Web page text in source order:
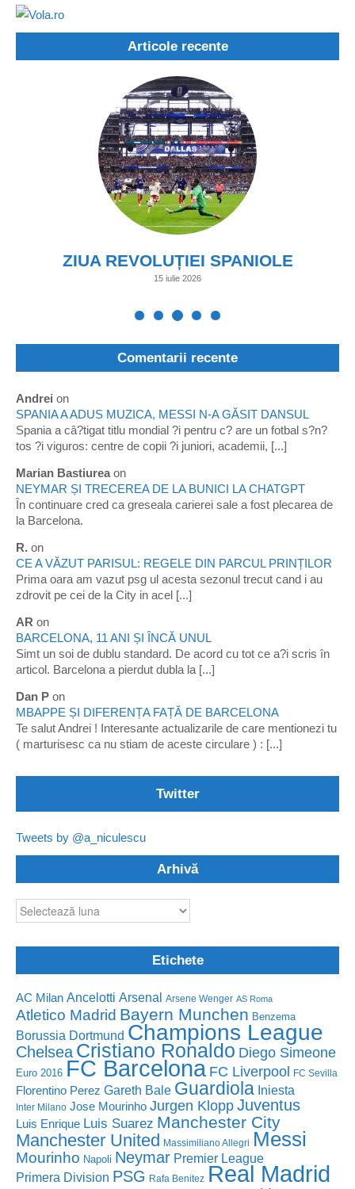
Articole recente
ZIUA REVOLUȚIEI SPANIOLE
15 iulie 2026
Comentarii recente
Andrei on
SPANIA A ADUS MUZICA, MESSI N-A GĂSIT DANSUL
Spania a câ?tigat titlu mondial ?i pentru c? are un fotbal s?n?
tos ?i viguros: centre de copii ?i juniori, academii, [...]
Marian Bastiurea on
NEYMAR ȘI TRECEREA DE LA BUNICI LA CHATGPT
În continuare cred ca greseala carierei sale a fost plecarea de
la Barcelona.
R. on
CE A VĂZUT PARISUL: REGELE DIN PARCUL PRINȚILOR
Prima oara am vazut psg ul acesta sezonul trecut cand i au
zdrovit pe cei de la City in acel [...]
AR on
BARCELONA, 11 ANI ȘI ÎNCĂ UNUL
Simt un soi de dublu standard. De acord cu tot ce a?i scris în
articol. Barcelona a pierdut dubla la [...]
Dan P on
MBAPPE ȘI DIFERENȚA FAȚĂ DE BARCELONA
Te salut Andrei ! Interesante actualizarile de care mentionezi tu
( marturisesc ca nu stiam de aceste circulare ) : [...]
Twitter
Tweets by @a_niculescu
Arhivă
Etichete
AC Milan Ancelotti Arsenal Arsene Wenger AS Roma
Atletico Madrid Bayern Munchen Benzema
Borussia Dortmund Champions League
Chelsea Cristiano Ronaldo Diego Simeone
Euro 2016 FC Barcelona FC Liverpool FC Sevilla
Florentino Perez Gareth Bale Guardiola Iniesta
Inter Milano Jose Mourinho Jurgen Klopp Juventus
Luis Enrique Luis Suarez Manchester City
Manchester United Massimiliano Allegri Messi
Mourinho Napoli Neymar Premier League
Primera Division PSG Rafa Benitez Real Madrid